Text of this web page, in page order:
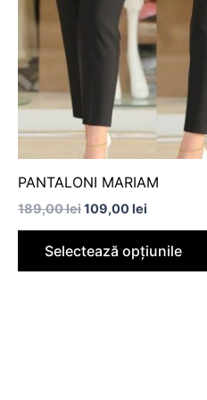
PANTALONI MARIAM
189,00lei109,00lei
Selectează opțiunile